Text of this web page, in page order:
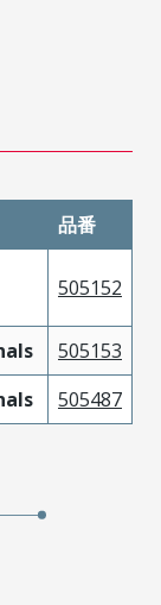
品番
505152
505153
505487